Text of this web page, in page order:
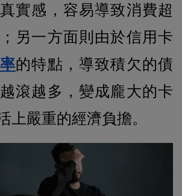
真實感，容易導致消費超
另一方面則由於信用卡
的特點，導致積欠的債
滾越多，變成龐大的卡
上嚴重的經濟負擔。